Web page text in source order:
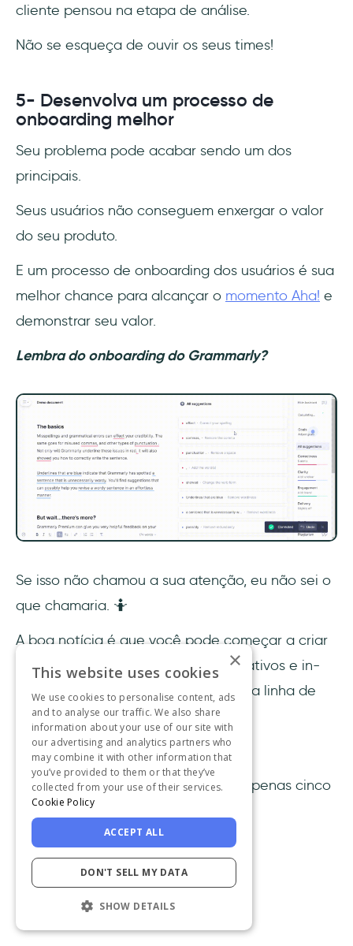
cliente pensou na etapa de análise.
Não se esqueça de ouvir os seus times!
5- Desenvolva um processo de
onboarding melhor
Seu problema pode acabar sendo um dos
principais.
Seus usuários não conseguem enxergar o valor
do seu produto.
E um processo de onboarding dos usuários é sua
melhor chance para alcançar o momento Aha! e
demonstrar seu valor.
Lembra do onboarding do Grammarly?
Se isso não chamou a sua atenção, eu não sei o
que chamaria. 🤷
A boa notícia é que você pode começar a criar
seus processos de onboarding interativos e in-
app sem precisar escrever uma única linha de
código.
Com aUserGuiding.
Confira o que você pode fazer em apenas cinco
minutos: ⬇️
×
This website uses cookies
We use cookies to personalise content, ads
and to analyse our traffic. We also share
information about your use of our site with
our advertising and analytics partners who
may combine it with other information that
you’ve provided to them or that they’ve
collected from your use of their services.
Cookie Policy
ACCEPT ALL
DON'T SELL MY DATA
SHOW DETAILS